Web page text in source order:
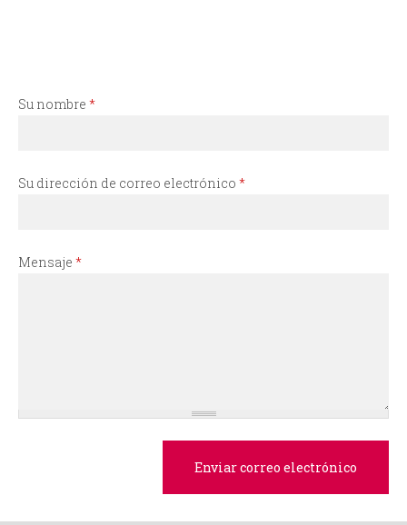
q
u
Su nombre *
Su dirección de correo electrónico *
Mensaje *